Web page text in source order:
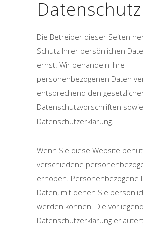
Datenschutz
Die Betreiber dieser Seiten
Schutz Ihrer persönlichen
ernst. Wir behandeln Ihre
personenbezogenen Daten
entsprechend den
Datenschutzvorschriften
Datenschutzerklärung.
Wenn Sie diese Website
verschiedene
erhoben. Personenbezogene
Daten, mit denen Sie
werden können. Die
Datenschutzerklärung